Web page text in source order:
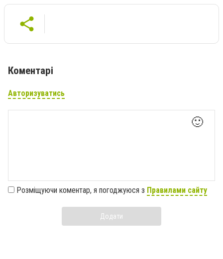
Коментарі
Авторизуватись
🙂
Розміщуючи коментар, я погоджуюся з Правилами сайту
Додати